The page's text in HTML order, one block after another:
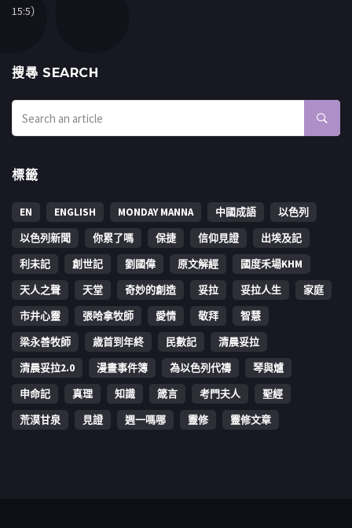
15:5）
搜㝷 SEARCH
標籤
EN ENGLISH MONDAY MANNA 中國成語
以色列
以色列新聞
你累了嗎 保捷 信仰見證
出埃及記
利未記
創世記 劉國偉 原文解經
國度禾場KHM
天人之聲
天堂 奇妙的創造 妥拉 妥拉人生
家庭
市井心靈
張哈拿牧師 愛情 敬拜
智慧
梁永善牧師
歳首到年終 民數記
清晨妥拉
清晨妥拉2.0
漫畫事件簿 為以色列代禱
琴與爐
申命記
真理 知識 箴言 考門夫人
聖經
荒漠甘泉
見證 週一嗎哪 靈修 靈修文章